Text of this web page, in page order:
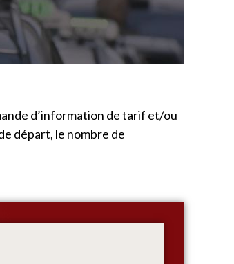
d’information de tarif et/ou
départ, le nombre de